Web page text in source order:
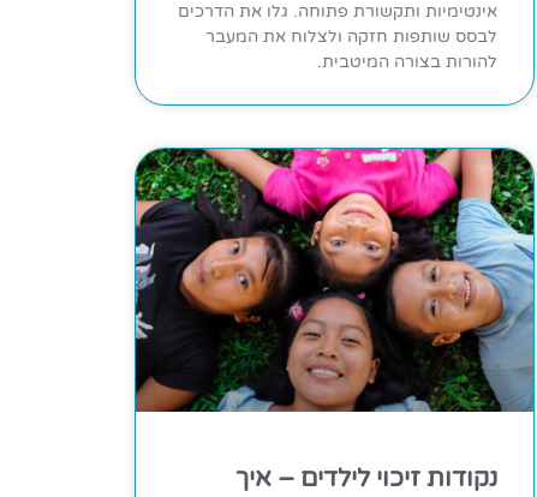
אינטימיות ותקשורת פתוחה. גלו את הדרכים
לבסס שותפות חזקה ולצלוח את המעבר
להורות בצורה המיטבית.
נקודות זיכוי לילדים – איך